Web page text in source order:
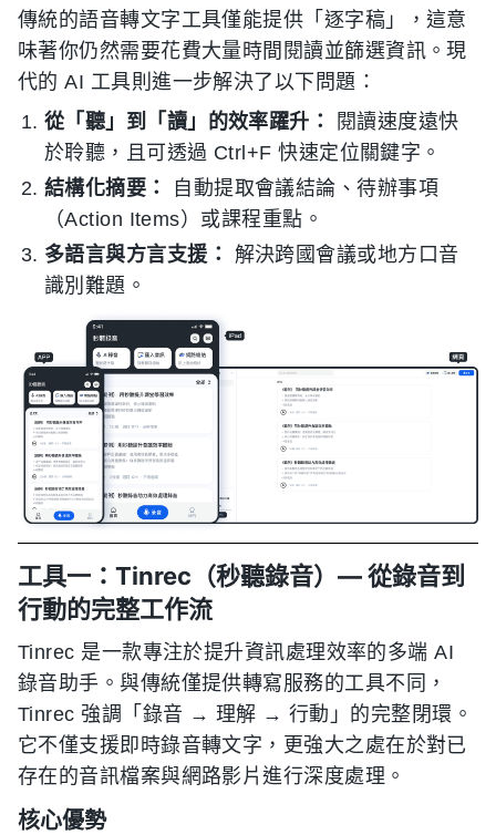
傳統的語音轉文字工具僅能提供「逐字稿」，這意
味著你仍然需要花費大量時間閱讀並篩選資訊。現
代的 AI 工具則進一步解決了以下問題：
從「聽」到「讀」的效率躍升：
閱讀速度遠快
於聆聽，且可透過 Ctrl+F 快速定位關鍵字。
結構化摘要：
自動提取會議結論、待辦事項
（Action Items）或課程重點。
多語言與方言支援：
解決跨國會議或地方口音
識別難題。
工具一：Tinrec（秒聽錄音）— 從錄音到
行動的完整工作流
Tinrec 是一款專注於提升資訊處理效率的多端 AI
錄音助手。與傳統僅提供轉寫服務的工具不同，
Tinrec 強調「錄音 → 理解 → 行動」的完整閉環。
它不僅支援即時錄音轉文字，更強大之處在於對已
存在的音訊檔案與網路影片進行深度處理。
核心優勢